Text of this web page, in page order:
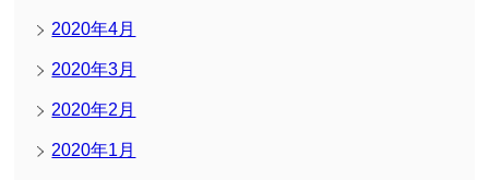
2020年4月
2020年3月
2020年2月
2020年1月